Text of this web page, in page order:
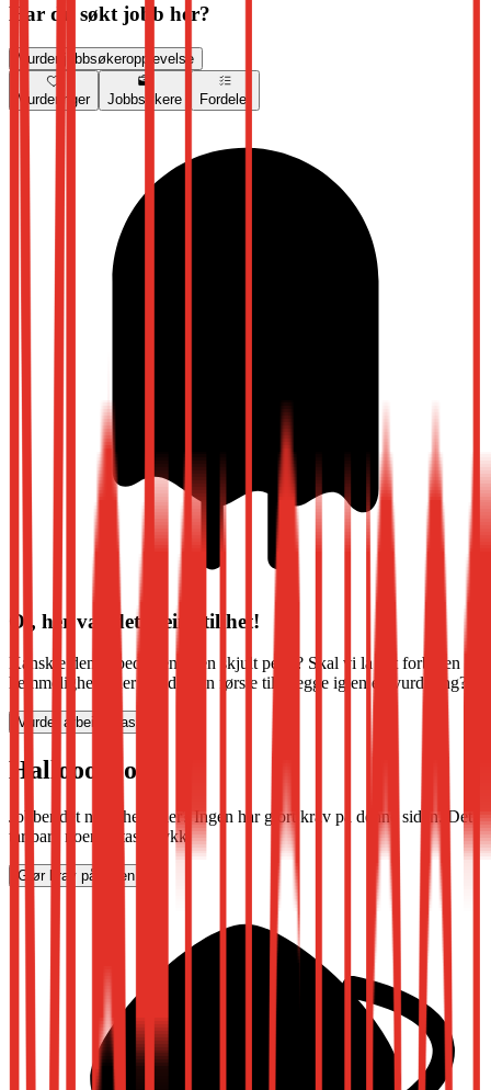
Har du søkt jobb her?
Vurder jobbsøkeropplevelse
Vurderinger Jobbsøkere Fordeler
Oi, her var det klein stillhet!
Kanskje denne bedriften er en skjult perle? Skal vi la det forbli en
hemmelighet, eller blir du den første til å legge igjen en vurdering?
Vurder arbeidsplass
Halloooooo?
Jobber det noen her, eller? Ingen har gjort krav på denne siden. Det
tar bare noen få tastetrykk.
Gjør krav på siden